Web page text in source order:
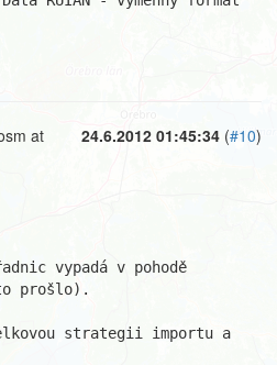
24.6.2012 01:45:34 (#10)
at
vypadá v pohodě
prošlo).
strategii importu a